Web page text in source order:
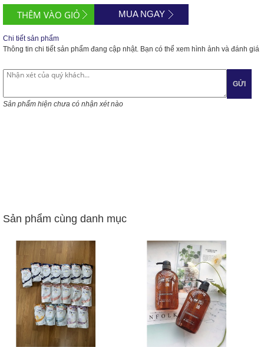
MUA NGAY
Chi tiết sản phẩm
Thông tin chi tiết sản phẩm đang cập nhật. Bạn có thể xem hình ảnh và đánh giá
GỬI
Sản phẩm hiện chưa có nhận xét nào
Sản phẩm cùng danh mục